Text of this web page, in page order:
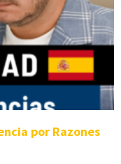
por Razones